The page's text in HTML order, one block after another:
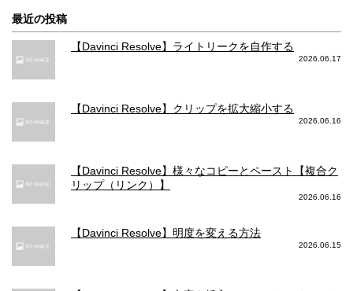
最近の投稿
【Davinci Resolve】ライトリークを自作する
2026.06.17
【Davinci Resolve】クリップを拡大縮小する
2026.06.16
【Davinci Resolve】様々なコピーとペースト【複合ク
リップ（リンク）】
2026.06.16
【Davinci Resolve】明度を変える方法
2026.06.15